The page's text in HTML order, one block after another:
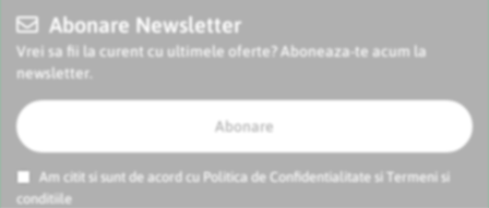
Abonare Newsletter
Vrei sa fii la curent cu ultimele oferte? Aboneaza-te acum la
newsletter.
Abonare
Am citit si sunt de acord cu Politica de Confidentialitate si
Termeni si
conditiile